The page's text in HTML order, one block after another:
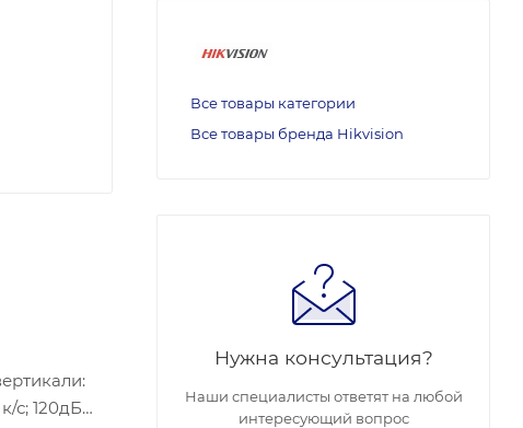
с; 120дБ
Все товары категории
Все товары бренда Hikvision
Нужна консультация?
Наши специалисты ответят на любой
интересующий вопрос